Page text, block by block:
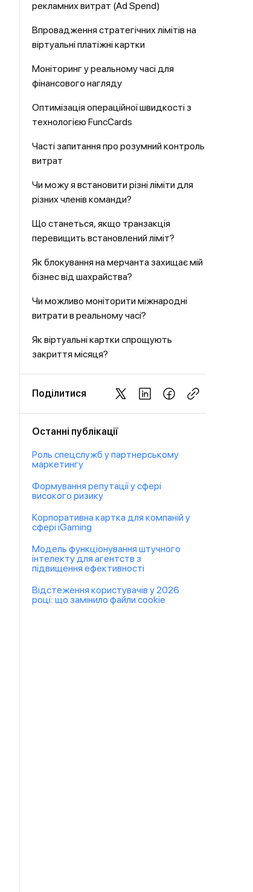
рекламних витрат (Ad Spend)
Впровадження стратегічних лімітів на
віртуальні платіжні картки
Моніторинг у реальному часі для
фінансового нагляду
Оптимізація операційної швидкості з
технологією FuncCards
Часті запитання про розумний контроль
витрат
Чи можу я встановити різні ліміти для
різних членів команди?
Що станеться, якщо транзакція
перевищить встановлений ліміт?
Як блокування на мерчанта захищає мій
бізнес від шахрайства?
Чи можливо моніторити міжнародні
витрати в реальному часі?
Як віртуальні картки спрощують
закриття місяця?
Поділитися
Останні публікації
Роль спецслужб у партнерському
маркетингу
Формування репутації у сфері
високого ризику
Корпоративна картка для компаній у
сфері iGaming
Модель функціонування штучного
інтелекту для агентств з
підвищення ефективності
Відстеження користувачів у 2026
році: що замінило файли cookie